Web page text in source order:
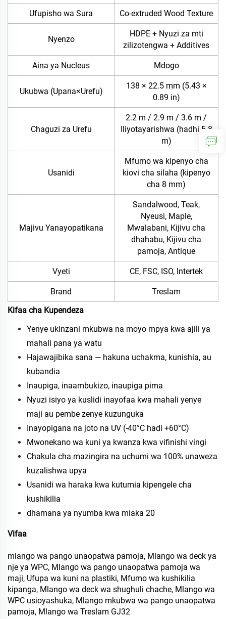
Ufupisho wa Sura Co-extruded Wood Texture
Nyenzo
HDPE + Nyuzi za mti
zilizotengwa + Additives
Aina ya Nucleus Mdogo
Ukubwa (Upana×Urefu)
138 × 22.5 mm (5.43 ×
0.89 in)
Chaguzi za Urefu
2.2 m / 2.9 m / 3.6 m /
Iliyotayarishwa (hadhi 5.8
m)
Usanidi
Mfumo wa kipenyo cha
kiovi cha silaha (kipenyo
cha 8 mm)
Majivu Yanayopatikana
Sandalwood, Teak,
Nyeusi, Maple,
Mwalabani, Kijivu cha
dhahabu, Kijivu cha
pamoja, Antique
Vyeti CE, FSC, ISO, Intertek
Brand
Treslam
Kifaa cha Kupendeza
Yenye ukinzani mkubwa na moyo mpya kwa ajili ya
mahali pana ya watu
Hajawajibika sana — hakuna uchakma, kunishia, au
kubandia
Inaupiga, inaambukizo, inaupiga pima
Nyuzi isiyo ya kuslidi inayofaa kwa mahali yenye
maji au pembe zenye kuzunguka
Inayopigana na joto na UV (-40°C hadi +60°C)
Mwonekano wa kuni ya kwanza kwa vifinishi vingi
Chakula cha mazingira na uchumi wa 100% unaweza
kuzalishwa upya
Usanidi wa haraka kwa kutumia kipengele cha
kushikilia
dhamana ya nyumba kwa miaka 20
Vifaa
mlango wa pango unaopatwa pamoja, Mlango wa deck ya
nje ya WPC, Mlango wa pango unaopatwa pamoja wa
maji, Ufupa wa kuni na plastiki, Mfumo wa kushikilia
kipanga, Mlango wa deck wa shughuli chache, Mlango wa
WPC usioyashuka, Mlango mkubwa wa pango unaopatwa
pamoja, Mlango wa Treslam GJ32